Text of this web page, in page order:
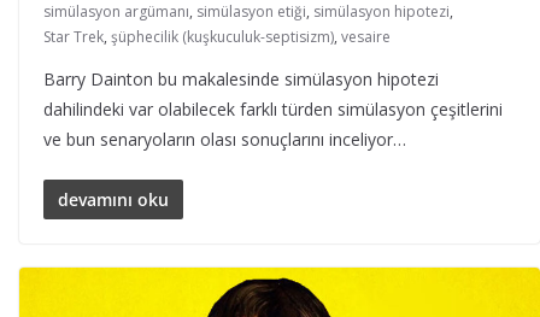
simülasyon argümanı, simülasyon etiği, simülasyon hipotezi,
Star Trek, şüphecilik (kuşkuculuk-septisizm), vesaire
Barry Dainton bu makalesinde simülasyon hipotezi
dahilindeki var olabilecek farklı türden simülasyon çeşitlerini
ve bun senaryoların olası sonuçlarını inceliyor…
devamını oku